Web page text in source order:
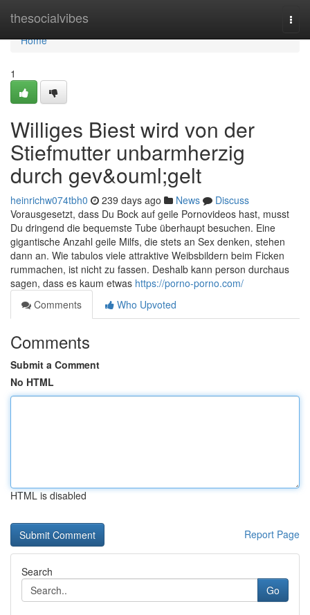
thesocialvibes
Home
Home
1
Williges Biest wird von der
Stiefmutter unbarmherzig
durch gev&ouml;gelt
heinrichw074tbh0 239 days ago News
Discuss
Vorausgesetzt, dass Du Bock auf geile Pornovideos hast, musst
Du dringend die bequemste Tube überhaupt besuchen. Eine
gigantische Anzahl geile Milfs, die stets an Sex denken, stehen
dann an. Wie tabulos viele attraktive Weibsbildern beim Ficken
rummachen, ist nicht zu fassen. Deshalb kann person durchaus
sagen, dass es kaum etwas https://porno-porno.com/
Comments
Who Upvoted
Comments
Submit a Comment
No HTML
HTML is disabled
Report Page
Search
Go